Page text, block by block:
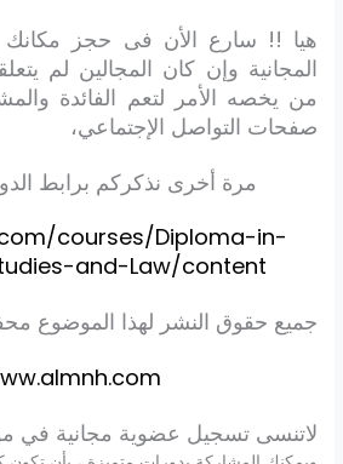
هيا !! سارع الأن فى حجز مكانك
المجانية وإن كان المجالين لم
من يخصه الأمر لتعم الفائدة
صفحات التواصل الإجتماعي،
مرة أخرى نذكركم برابط
courses/Diploma-in-
and-Law/content
جميع حقوق النشر لهذا الموضوع
لاتنسى تسجيل عضوية مجانية في